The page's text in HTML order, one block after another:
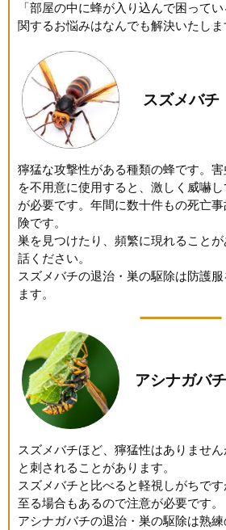
「部屋の中に蜂が入り込んで困って
関するお悩みはなんでも解決いたしま
スズメバチ
獰猛な攻撃性がある種類の蜂です。
を不用意に使用すると、激しく威嚇
が必要です。年間に数十件もの死亡
険です。
巣を見つけたり、頻繁に現れること
話ください。
スズメバチの退治・巣の駆除は防護
ます。
アシナガバチ
スズメバチほど、獰猛性はありませ
と刺されることがあります。
スズメバチと比べると軽視しがちで
至る場合もあるので注意が必要です。
アシナガバチの退治・巣の駆除は熟